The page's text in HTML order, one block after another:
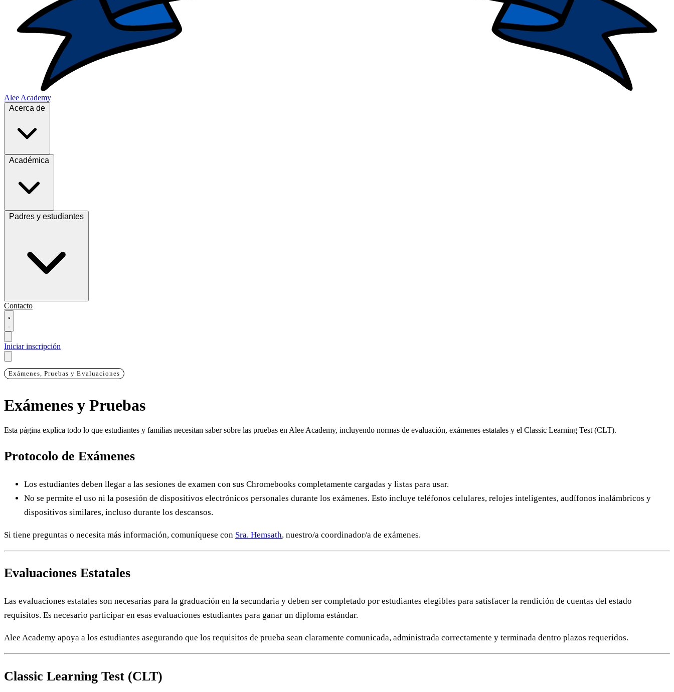
Alee Academy
Acerca de
Académica
Padres y estudiantes
Contacto
Iniciar inscripción
Exámenes, Pruebas y Evaluaciones
Exámenes y Pruebas
Esta página explica todo lo que estudiantes y familias necesitan saber sobre las pruebas en Alee Academy, incluyendo normas de evaluación, exámenes estatales y el Classic Learning Test (CLT).
Protocolo de Exámenes
Los estudiantes deben llegar a las sesiones de examen con sus Chromebooks completamente cargadas y listas para usar.
No se permite el uso ni la posesión de dispositivos electrónicos personales durante los exámenes. Esto incluye teléfonos celulares, relojes inteligentes, audífonos inalámbricos y
dispositivos similares, incluso durante los descansos.
Si tiene preguntas o necesita más información, comuníquese con Sra. Hemsath, nuestro/a coordinador/a de exámenes.
Evaluaciones Estatales
Las evaluaciones estatales son necesarias para la graduación en la secundaria y deben ser completado por estudiantes elegibles para satisfacer la rendición de cuentas del estado
requisitos. Es necesario participar en esas evaluaciones estudiantes para ganar un diploma estándar.
Alee Academy apoya a los estudiantes asegurando que los requisitos de prueba sean claramente comunicada, administrada correctamente y terminada dentro plazos requeridos.
Classic Learning Test (CLT)